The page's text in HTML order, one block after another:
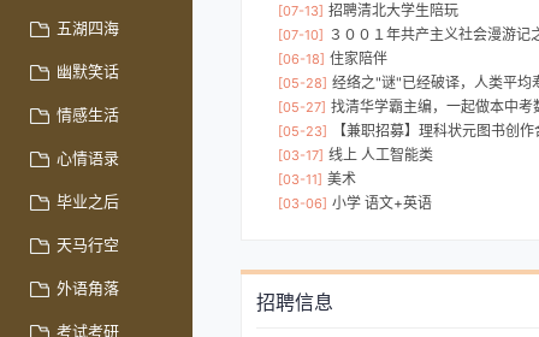
五湖四海
幽默笑话
情感生活
心情语录
毕业之后
天马行空
外语角落
考试考研
[07-13] 招聘清北大学生陪玩
[07-10] ３００１年共产主义社会漫游记之星球大战(人类历史
[06-18] 住家陪伴
[05-28] 经络之"谜"已经破译，人类平均寿命将再延长十年---- 经络学
[05-27] 找清华学霸主编，一起做本中考数
[05-23] 【兼职招募】理科状元图书创作
[03-17] 线上 人工智能类
[03-11] 美术
[03-06] 小学 语文+英语
招聘信息